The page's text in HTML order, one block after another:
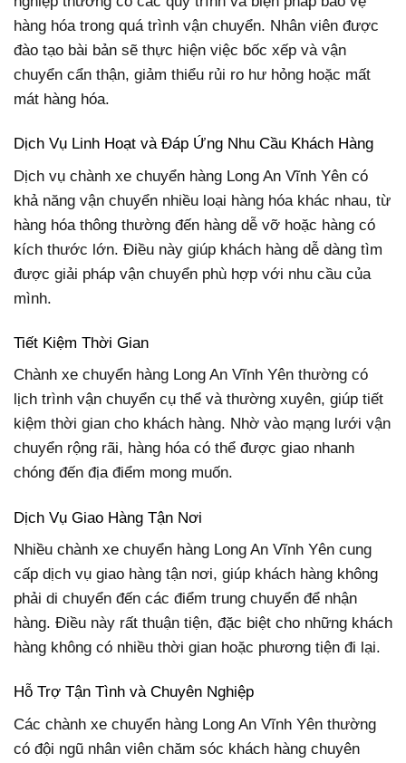
hàng hóa trong quá trình vận chuyển. Nhân viên được
đào tạo bài bản sẽ thực hiện việc bốc xếp và vận
chuyển cẩn thận, giảm thiểu rủi ro hư hỏng hoặc mất
mát hàng hóa.
Dịch Vụ Linh Hoạt và Đáp Ứng Nhu Cầu Khách Hàng
Dịch vụ chành xe chuyển hàng Long An Vĩnh Yên có
khả năng vận chuyển nhiều loại hàng hóa khác nhau, từ
hàng hóa thông thường đến hàng dễ vỡ hoặc hàng có
kích thước lớn. Điều này giúp khách hàng dễ dàng tìm
được giải pháp vận chuyển phù hợp với nhu cầu của
mình.
Tiết Kiệm Thời Gian
Chành xe chuyển hàng Long An Vĩnh Yên thường có
lịch trình vận chuyển cụ thể và thường xuyên, giúp tiết
kiệm thời gian cho khách hàng. Nhờ vào mạng lưới vận
chuyển rộng rãi, hàng hóa có thể được giao nhanh
chóng đến địa điểm mong muốn.
Dịch Vụ Giao Hàng Tận Nơi
Nhiều chành xe chuyển hàng Long An Vĩnh Yên cung
cấp dịch vụ giao hàng tận nơi, giúp khách hàng không
phải di chuyển đến các điểm trung chuyển để nhận
hàng. Điều này rất thuận tiện, đặc biệt cho những khách
hàng không có nhiều thời gian hoặc phương tiện đi lại.
Hỗ Trợ Tận Tình và Chuyên Nghiệp
Các chành xe chuyển hàng Long An Vĩnh Yên thường
có đội ngũ nhân viên chăm sóc khách hàng chuyên